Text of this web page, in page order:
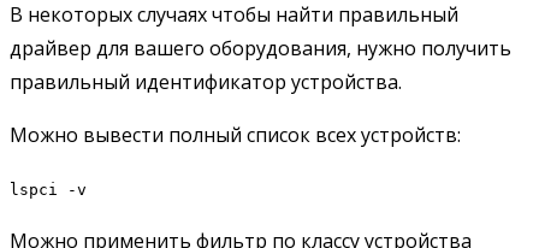
В некоторых случаях чтобы найти правильный
драйвер для вашего оборудования, нужно получить
правильный идентификатор устройства.
Можно вывести полный список всех устройств:
lspci -v
Можно применить фильтр по классу устройства